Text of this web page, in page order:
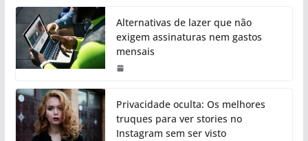
Alternativas de lazer que não
exigem assinaturas nem gastos
mensais
Privacidade oculta: Os melhores
truques para ver stories no
Instagram sem ser visto